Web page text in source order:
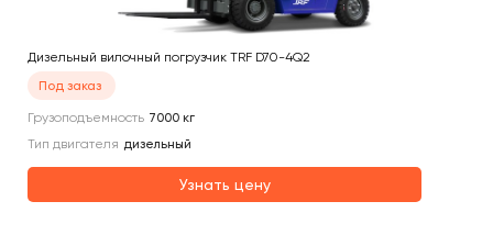
Дизельный вилочный погрузчик TRF D70-4Q2
Под заказ
Грузоподъемность 7000 кг
Тип двигателя дизельный
Узнать цену